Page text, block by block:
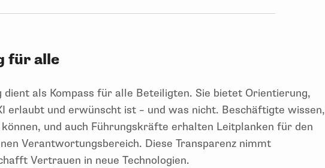
für alle
dient als Kompass für alle Beteiligten. Sie bietet Orientierung,
erlaubt und erwünscht ist – und was nicht. Beschäftigte wissen,
und auch Führungskräfte erhalten Leitplanken für den
Verantwortungsbereich. Diese Transparenz nimmt
Vertrauen in neue Technologien.